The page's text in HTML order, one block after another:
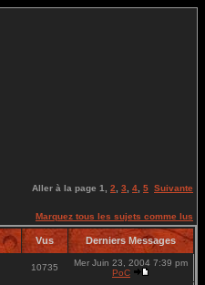
Aller à la page 1 2 3 4 5 Suivante
Marquez tous les sujets comme lus
Vus Derniers Messages
10735
Mer Juin 23, 2004 7:39 pm
PoC